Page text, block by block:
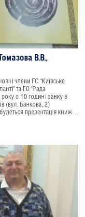
В.В.,
ГО "Рада
(вул. Банкова, 2)
презентація книжок
В'ячеславовича "Греки